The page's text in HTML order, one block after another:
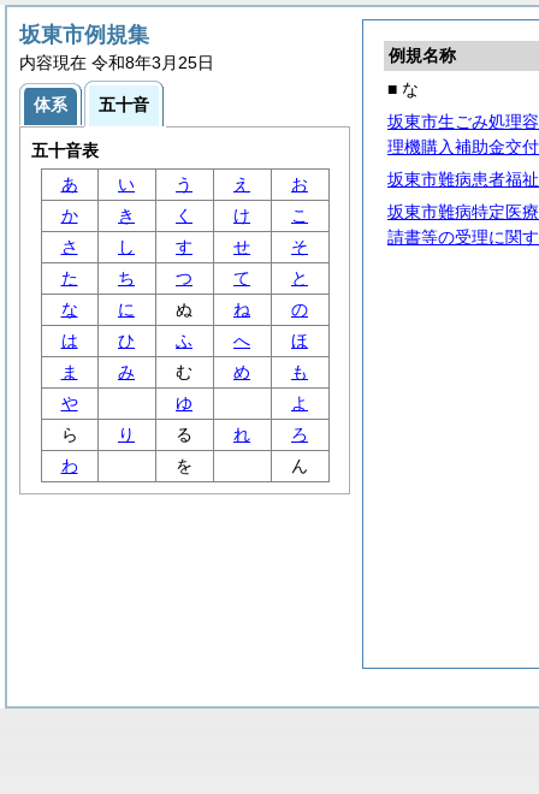
例規名称
■ な
坂東市生ごみ処理
理機購入補助金交
坂東市難病患者福
坂東市難病特定医
請書等の受理に関
坂東市例規集
内容現在 令和8年3月25日
体系 五十音
五十音表
あ
い う え
お
か
き く け
こ
さ
し す せ
そ
た
ち つ て
と
な
に ぬ ね
の
は
ひ ふ へ
ほ
ま
み む め
も
や
ゆ
よ
ら
り る れ
ろ
わ
を ん